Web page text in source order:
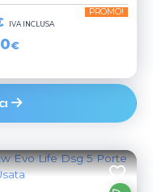
PROMO!
IVA INCLUSA
€